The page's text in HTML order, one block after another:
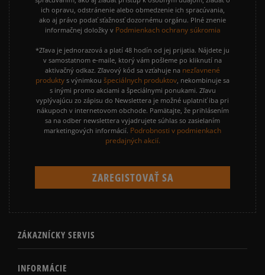
ich opravu, odstránenie alebo obmedzenie ich spracúvania,
ako aj právo podať sťažnosť dozornému orgánu. Plné znenie
informačnej doložky v Podmienkach ochrany súkromia
*Zľava je jednorazová a platí 48 hodín od jej prijatia. Nájdete ju
v samostatnom e-maile, ktorý vám pošleme po kliknutí na
aktivačný odkaz. Zľavový kód sa vzťahuje na nezľavnené
produkty s výnimkou špeciálnych produktov, nekombinuje sa
s inými promo akciami a špeciálnymi ponukami. Zľavu
vyplývajúcu zo zápisu do Newslettera je možné uplatniť iba pri
nákupoch v internetovom obchode. Pamätajte, že prihlásením
sa na odber newslettera vyjadrujete súhlas so zasielaním
marketingových informácií. Podrobnosti v podmienkach
predajných akcií.
ZÁKAZNÍCKY SERVIS
INFORMÁCIE